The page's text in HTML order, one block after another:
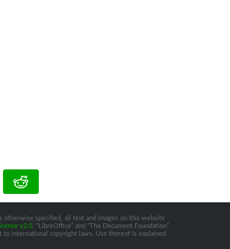
otherwise specified, all text and images on this website
v2.0 . “LibreOffice” and “The Document Foundation”
to international copyright laws. Use thereof is explained